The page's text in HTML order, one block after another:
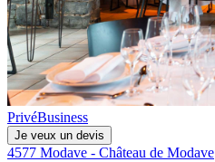
PrivéBusiness
Je veux un devis
4577 Modave - Château de Modave